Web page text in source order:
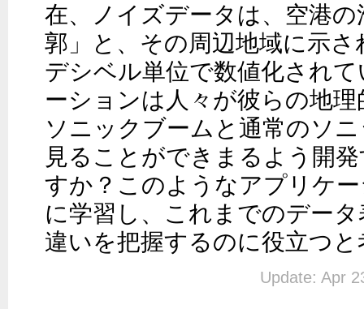
在、ノイズデータは、空港
郭」と、その周辺地域に示
デシベル単位で数値化され
ーションは人々が彼らの地
ソニックブームと通常のソ
見ることができまるよう開
すか？このようなアプリケ
に学習し、これまでのデー
違いを把握するのに役立つ
Update: Apr